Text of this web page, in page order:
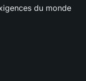
du monde